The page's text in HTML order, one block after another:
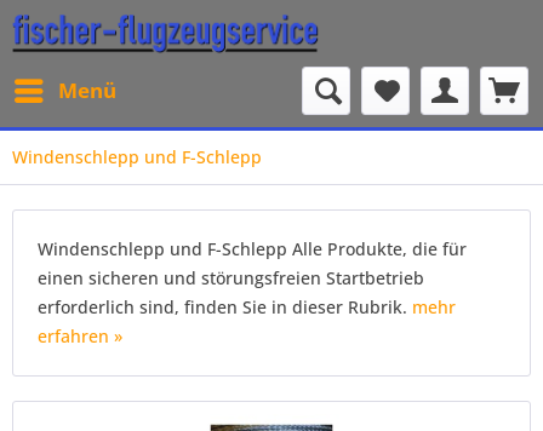
Menü
Windenschlepp und F-Schlepp
Windenschlepp und F-Schlepp Alle Produkte, die für
einen sicheren und störungsfreien Startbetrieb
erforderlich sind, finden Sie in dieser Rubrik. mehr
erfahren »